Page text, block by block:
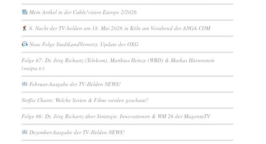
Mein Artikel in der Cable!vision Europe 2/2026
6. Nacht der TV-helden am 18. Mai 2026 in Köln am Vorabend der ANGA COM
Neue Folge StadtLandVernetzt. Update der OXG
Folge 87: Dr. Jörg Richartz (Telekom), Matthias Heinze (WBD) & Markus Härtenstein
(waipu.tv)
Februar-Ausgabe der TV-Helden NEWS!
Netflix Charts: Welche Serien & Filme werden geschaut?
Folge 86: Dr. Jörg Richartz über Strategie, Innovationen & WM 26 der MagentaTV
Dezember-Ausgabe der TV-Helden NEWS!